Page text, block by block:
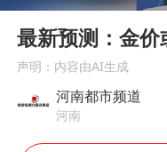
Play
最新预测：金
声明：内容由AI生成
河南都市频道
河南